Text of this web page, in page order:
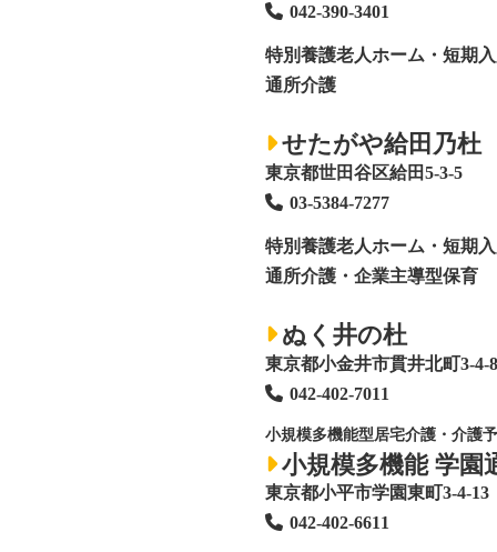
042-390-3401
特別養護老人ホーム ・短期
通所介護
せたがや給田乃杜
東京都世田谷区給田5-3-5
03-5384-7277
特別養護老人ホーム ・短期
通所介護・企業主導型保育
ぬく井の杜
東京都小金井市貫井北町3-4-8
042-402-7011
小規模多機能型居宅介護・介護
小規模多機能 学園
東京都小平市学園東町3-4-13
042-402-6611